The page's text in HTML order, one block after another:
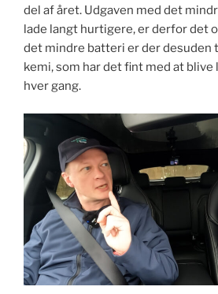
del af året. Udgaven med det
lade langt hurtigere, er derfor det
det mindre batteri er der desuden
kemi, som har det fint med at blive
hver gang.